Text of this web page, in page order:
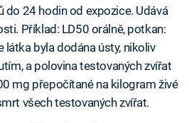
do 24 hodin od expozice. Udává
Příklad: LD50 orálně, potkan:
byla dodána ústy, nikoliv
a polovina testovaných zvířat
mg přepočítané na kilogram živé
všech testovaných zvířat.